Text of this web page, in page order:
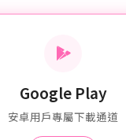
Google Play
安卓用戶專屬下載通道